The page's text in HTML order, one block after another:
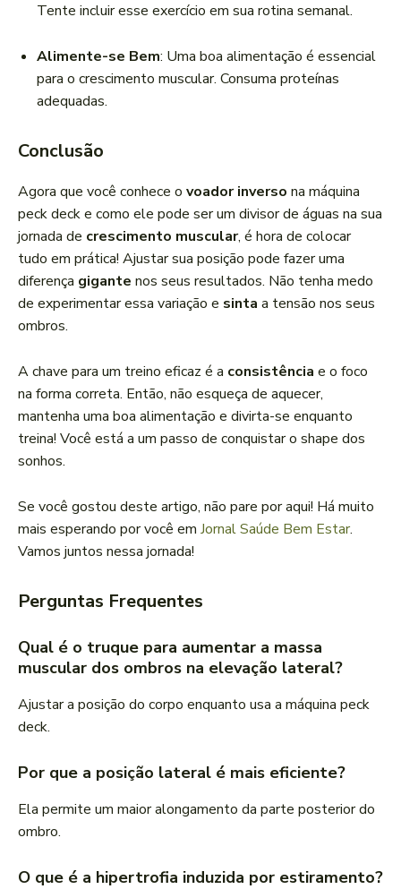
Tente incluir esse exercício em sua rotina semanal.
Alimente-se Bem: Uma boa alimentação é essencial
para o crescimento muscular. Consuma proteínas
adequadas.
Conclusão
Agora que você conhece o voador inverso na máquina
peck deck e como ele pode ser um divisor de águas na sua
jornada de crescimento muscular, é hora de colocar
tudo em prática! Ajustar sua posição pode fazer uma
diferença gigante nos seus resultados. Não tenha medo
de experimentar essa variação e sinta a tensão nos seus
ombros.
A chave para um treino eficaz é a consistência e o foco
na forma correta. Então, não esqueça de aquecer,
mantenha uma boa alimentação e divirta-se enquanto
treina! Você está a um passo de conquistar o shape dos
sonhos.
Se você gostou deste artigo, não pare por aqui! Há muito
mais esperando por você em Jornal Saúde Bem Estar.
Vamos juntos nessa jornada!
Perguntas Frequentes
Qual é o truque para aumentar a massa
muscular dos ombros na elevação lateral?
Ajustar a posição do corpo enquanto usa a máquina peck
deck.
Por que a posição lateral é mais eficiente?
Ela permite um maior alongamento da parte posterior do
ombro.
O que é a hipertrofia induzida por estiramento?